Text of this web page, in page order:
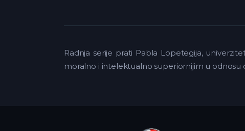
Radnja serije prati Pabla Lopetegija,
moralno i intelektualno superiornijim u odnosu